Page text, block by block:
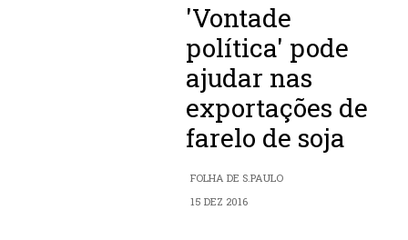
'Vontade
política' pode
ajudar nas
exportações de
farelo de soja
FOLHA DE S.PAULO
15 DEZ 2016